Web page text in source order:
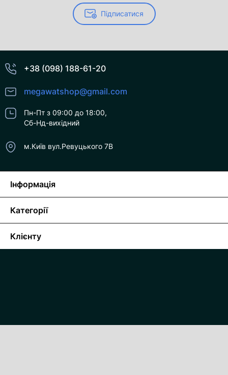
Підписатися
+38 (098) 188-61-20
megawatshop@gmail.com
Пн-Пт з 09:00 до 18:00,
Сб-Нд-вихідний
м.Київ вул.Ревуцького 7В
Інформація
Категорії
Клієнту